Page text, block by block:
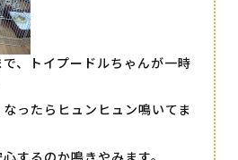
、トイプードルちゃんが一時
ったらヒュンヒュン鳴いてま
するのか鳴きやみます。